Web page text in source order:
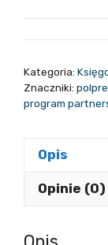
Kategoria:
Znaczniki:
program
Opis
Opinie (0)